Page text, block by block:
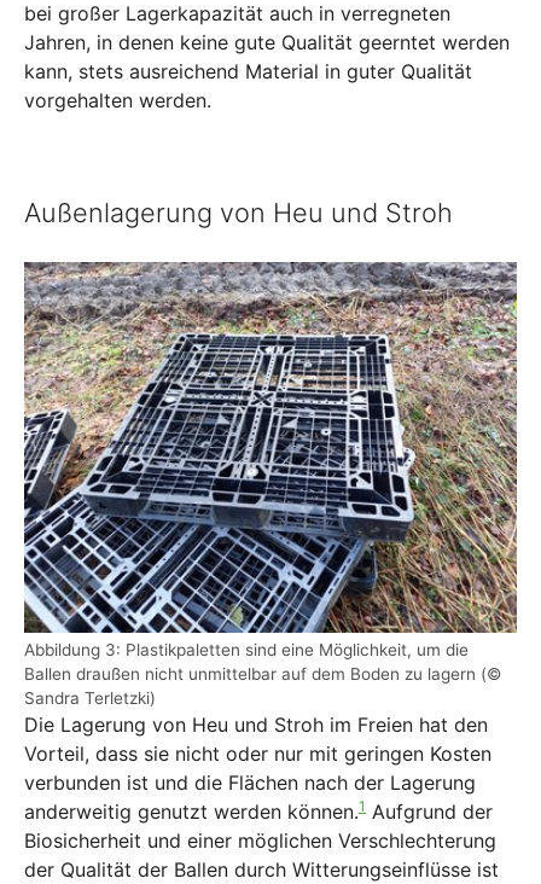
bei großer Lagerkapazität auch in verregneten
Jahren, in denen keine gute Qualität geerntet werden
kann, stets ausreichend Material in guter Qualität
vorgehalten werden.
Außenlagerung von Heu und Stroh
Show larger version
Abbildung 3: Plastikpaletten sind eine Möglichkeit, um die
Ballen draußen nicht unmittelbar auf dem Boden zu lagern (©
Sandra Terletzki)
Die Lagerung von Heu und Stroh im Freien hat den
Vorteil, dass sie nicht oder nur mit geringen Kosten
verbunden ist und die Flächen nach der Lagerung
anderweitig genutzt werden können.1 Aufgrund der
Biosicherheit und einer möglichen Verschlechterung
der Qualität der Ballen durch Witterungseinflüsse ist